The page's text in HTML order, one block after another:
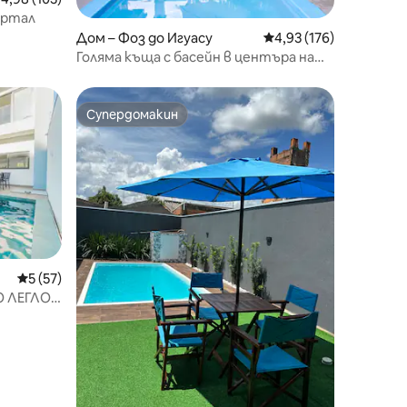
Дом – Фоз до Игуасу Средна оценка: 4,93
4,93 (176)
Голяма къща с басейн в центъра на
Средна оценка: 5 от 5, 57 отзива
5 (57)
ЛЕГЛО в
Супердомакин
Супердомакин